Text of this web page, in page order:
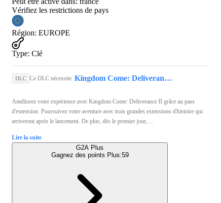
Vérifiez les restrictions de pays
Région: EUROPE
Type: Clé
DLC Ce DLC nécessite : Kingdom Come: Deliverance II (PS5) - PSN Account - GLOBAL
Améliorez votre expérience avec Kingdom Come: Deliverance II grâce au pass
d'extension. Poursuivez votre aventure avec trois grandes extensions d'histoire qui
arriveront après le lancement. De plus, dès le premier jour, ...
Lire la suite
G2A Plus
Gagnez des points Plus:59